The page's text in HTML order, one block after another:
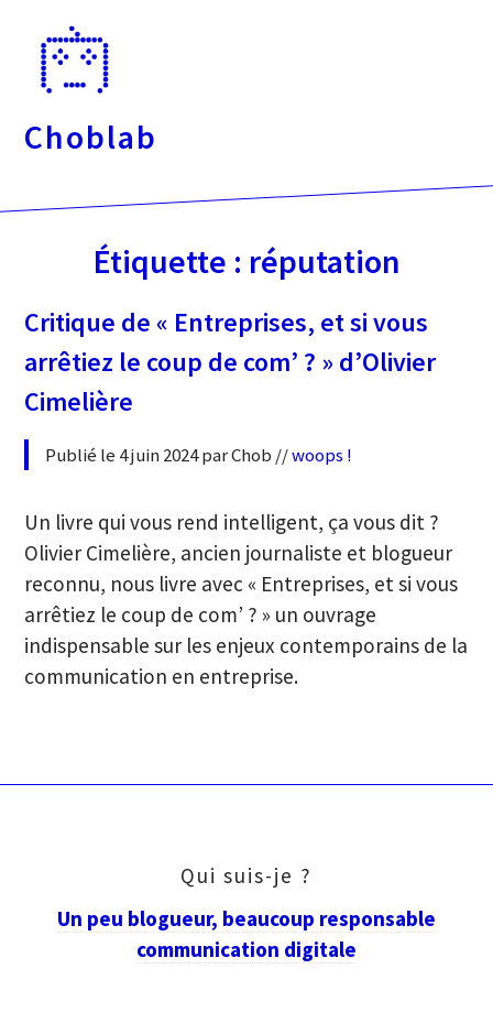
directement
Choblab
Étiquette : réputation
Critique de « Entreprises, et si vous
arrêtiez le coup de com’ ? » d’Olivier
Cimelière
Publié le 4 juin 2024 par Chob //woops !
Un livre qui vous rend intelligent, ça vous dit ?
Olivier Cimelière, ancien journaliste et blogueur
reconnu, nous livre avec « Entreprises, et si vous
arrêtiez le coup de com’ ? » un ouvrage
indispensable sur les enjeux contemporains de la
communication en entreprise.
Qui suis-je ?
Un peu blogueur, beaucoup responsable
communication digitale